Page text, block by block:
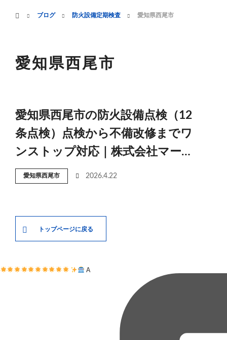
HOME 業務案内
ブログ
防火設備定期検査 愛知県西尾市
愛知県西尾市
愛知県西尾市の防火設備点検（12
条点検）点検から不備改修までワ
ンストップ対応｜株式会社マー…
愛知県西尾市 2026.4.22
トップページに戻る
A